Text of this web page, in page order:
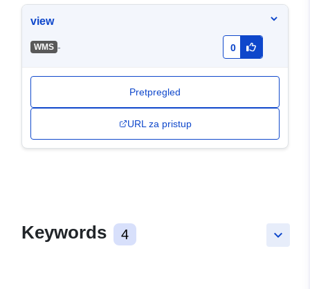
view
WMS - 0
Pretpregled
URL za pristup
keyboard_arrow_down
Keywords 4